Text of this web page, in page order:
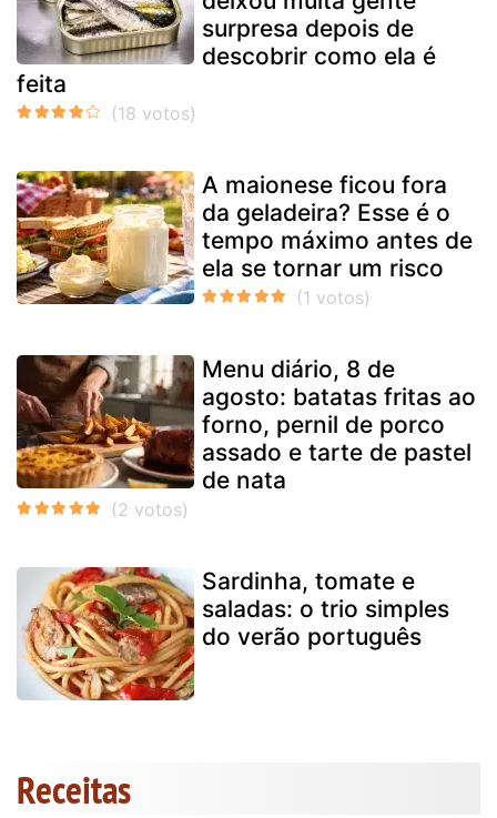
surpresa depois de
descobrir como ela é
feita
A maionese ficou fora
da geladeira? Esse é o
tempo máximo antes de
ela se tornar um risco
Menu diário, 8 de
agosto: batatas fritas ao
forno, pernil de porco
assado e tarte de pastel
de nata
Sardinha, tomate e
saladas: o trio simples
do verão português
Receitas